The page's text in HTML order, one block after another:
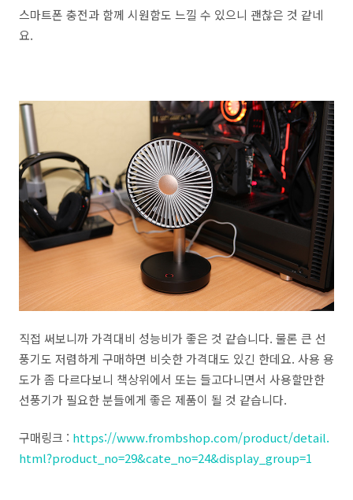
스마트폰 충전과 함께 시원함도 느낄 수 있으니 괜찮은 것 같네
요.
직접 써보니까 가격대비 성능비가 좋은 것 같습니다. 물론 큰 선
풍기도 저렴하게 구매하면 비슷한 가격대도 있긴 한데요. 사용 용
도가 좀 다르다보니 책상위에서 또는 들고다니면서 사용할만한
선풍기가 필요한 분들에게 좋은 제품이 될 것 같습니다.
구매링크 : https://www.frombshop.com/product/detail.
html?product_no=29&cate_no=24&display_group=1